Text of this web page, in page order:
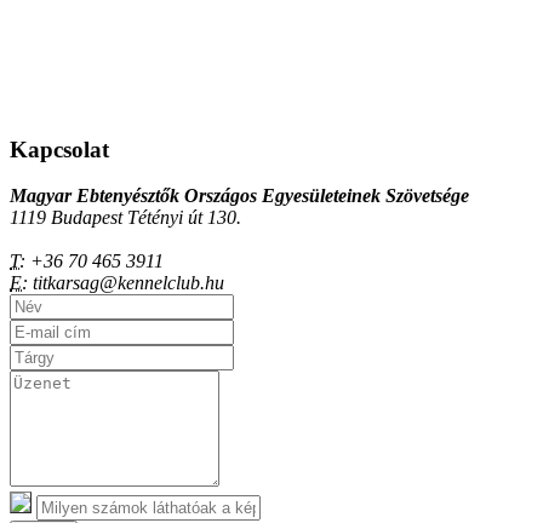
Kapcsolat
Magyar Ebtenyésztők Országos Egyesületeinek Szövetsége
1119 Budapest Tétényi út 130.
T: +36 70 465 3911
E: titkarsag@kennelclub.hu